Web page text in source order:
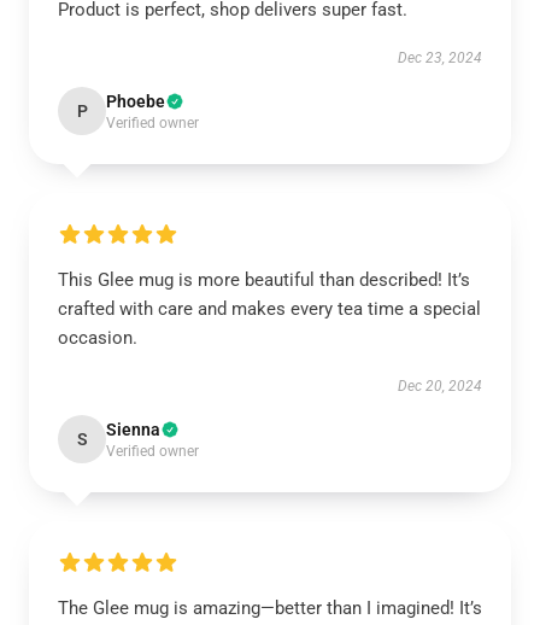
Product is perfect, shop delivers super fast.
Dec 23, 2024
P Phoebe
Verified owner
This Glee mug is more beautiful than described! It’s
crafted with care and makes every tea time a special
occasion.
Dec 20, 2024
S Sienna
Verified owner
The Glee mug is amazing—better than I imagined! It’s